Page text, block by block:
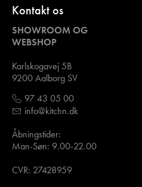
Kontakt os
SHOWROOM OG
WEBSHOP
Karlskogavej 5B
9200 Aalborg SV
97 43 05 00
info@kitchn.dk
Åbningstider:
Man-Søn: 9.00-22.00
CVR: 27428959